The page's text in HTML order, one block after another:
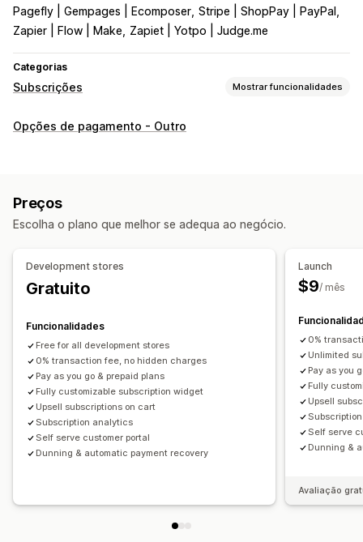
Pagefly | Gempages | Ecomposer Stripe | ShopPay | PayPal
Zapier | Flow | Make
Zapiet | Yotpo | Judge.me
Categorias
Subscrições Mostrar funcionalidades
Tipos de subscrição
Caixas de subscrição
Produtos físicos Subscrições personalizadas
Preços que pode definir
Pagamentos recorrentes
Períodos de avaliação
Preços dinâmicos Preços personalizados
Opções de pagamento - Outro
Preços
Escolha o plano que melhor se adequa ao negócio.
Development stores
Gratuito
Funcionalidades
Free for all development stores
0% transaction fee, no hidden charges
Pay as you go & prepaid plans
Fully customizable subscription widget
Upsell subscriptions on cart
Subscription analytics
Self serve customer portal
Dunning & automatic payment recovery
Launch
$9/ mês
0%
Unlimited
Pay as you
Fully
Upsell
Self serve
Dunning &
Avaliação